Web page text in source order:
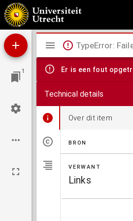
Confutatio Determinationis Doctorum
alphabeticum praepositum, Lector conspicies.
1
Mirador
viewer
TypeError:
Er is een fout
Technical details
Over dit item
BRON
VERWANT
Links